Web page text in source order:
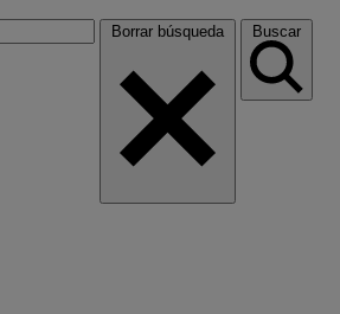
Borrar búsqueda Buscar